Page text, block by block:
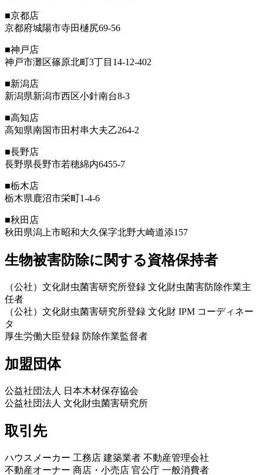
■京都店
京都府城陽市寺田樋尻69-56
■神戸店
神戸市灘区篠原北町3丁目14-12-402
■新潟店
新潟県新潟市西区小針南台8-3
■高知店
高知県南国市田村串大夫乙264-2
■長野店
長野県長野市若穂綿内6455-7
■栃木店
栃木県鹿沼市栄町1-4-6
■秋田店
秋田県潟上市昭和大久保字北野大崎道添157
生物被害防除に関する資格保持者
（公社）文化財虫菌害研究所登録 文化財虫菌害防除作業主
任者
（公社）文化財虫菌害研究所登録 文化財 IPM コーディネー
タ
厚生労働大臣登録 防除作業監督者
加盟団体
公益社団法人 日本木材保存協会
公益社団法人 文化財虫菌害研究所
取引先
ハウスメーカー 工務店 建築業者 不動産管理会社
不動産オーナー 商店・小売店 官公庁 一般消費者